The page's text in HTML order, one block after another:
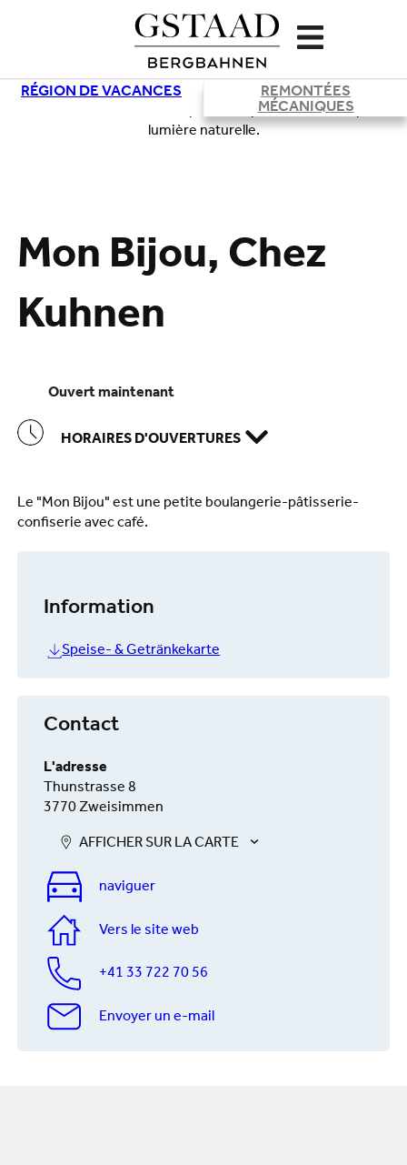
RÉGION DE VACANCES
REMONTÉES
MÉCANIQUES
Mon Bijou, Chez
Kuhnen
ouvert maintenant
HORAIRES D'OUVERTURES
Le "Mon Bijou" est une petite boulangerie-pâtisserie-
confiserie avec café.
Information
Speise- & Getränkekarte
Contact
L'adresse
Thunstrasse 8
3770 Zweisimmen
AFFICHER SUR LA CARTE
naviguer
Vers le site web
+41 33 722 70 56
Envoyer un e-mail